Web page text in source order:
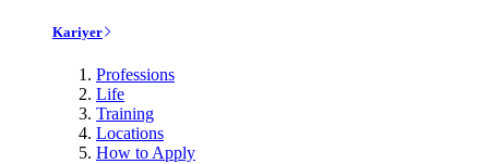
Kariyer
Professions
Life
Training
Locations
How to Apply